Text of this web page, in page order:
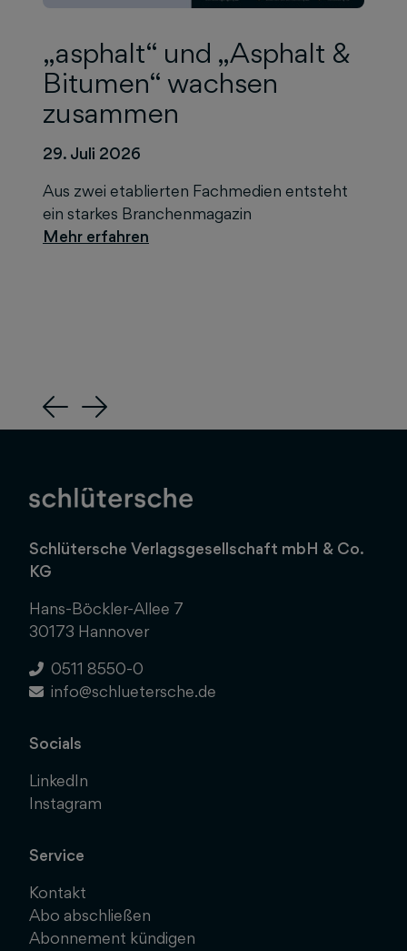
„asphalt“ und „Asphalt &
Bitumen“ wachsen
zusammen
29. Juli 2026
Aus zwei etablierten Fachmedien entsteht
ein starkes Branchenmagazin
Previous
Next
Schlütersche Verlagsgesellschaft mbH & Co.
KG
Hans-Böckler-Allee 7
30173 Hannover
0511 8550-0
info@schluetersche.de
Socials
LinkedIn
Instagram
Service
Kontakt
Abo abschließen
Abonnement kündigen